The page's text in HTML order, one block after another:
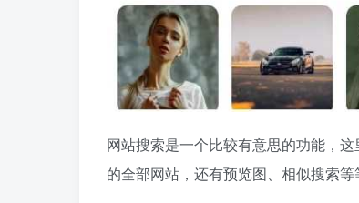
网站搜索是一个比较有意思的功能，
的全部网站，还有预览图、相似搜索等